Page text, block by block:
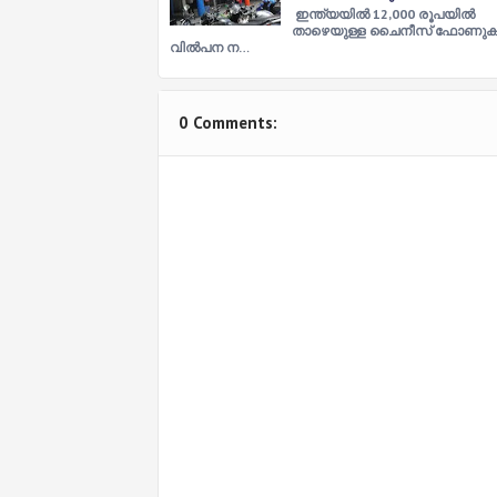
ഇന്ത്യയില്‍ 12,000 രൂപയില്‍
താഴെയുള്ള ചൈനീസ്
വില്‍പന ന…
0 Comments: